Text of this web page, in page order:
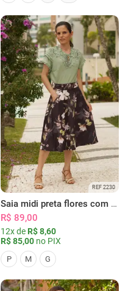
REF 2230
Saia midi preta flores com bolsos
R$ 89,00
12x de R$ 8,60
R$ 85,00 no PIX
P M G